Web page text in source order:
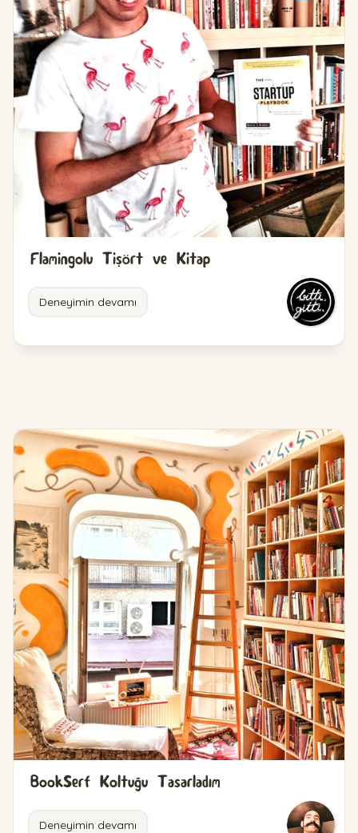
Flamingolu Tişört ve Kitap
Deneyimin devamı
BookSerf Koltuğu Tasarladım
Deneyimin devamı